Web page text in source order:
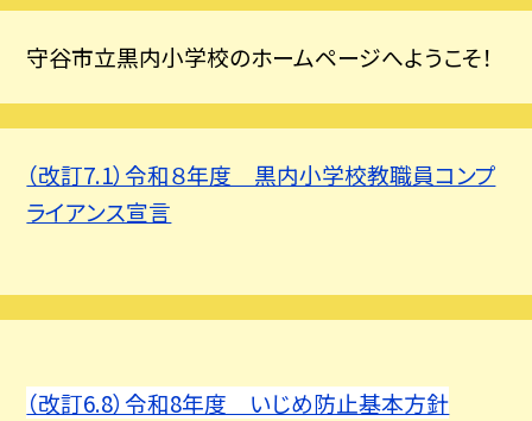
守谷市立黒内小学校のホームページへようこそ！
（改訂7.1）令和８年度 黒内小学校教職員コンプ
ライアンス宣言
（改訂6.8）令和8年度 いじめ防止基本方針